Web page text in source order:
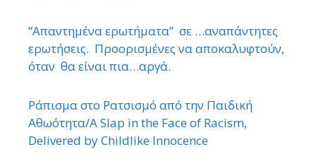
“Απαντημένα ερωτήματα” σε …αναπάντητες
ερωτήσεις. Προορισμένες να αποκαλυφτούν,
όταν θα είναι πια…αργά.
Ράπισμα στο Ρατσισμό από την Παιδική
Αθωότητα/A Slap in the Face of Racism,
Delivered by Childlike Innocence